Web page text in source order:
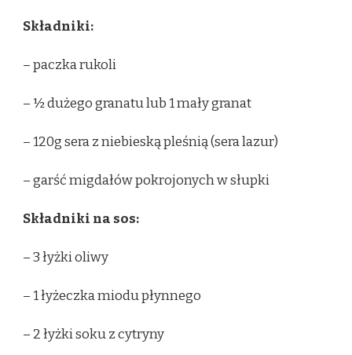
Składniki:
– paczka rukoli
– ½ dużego granatu lub 1 mały granat
– 120g sera z niebieską pleśnią (sera lazur)
– garść migdałów pokrojonych w słupki
Składniki na sos:
– 3 łyżki oliwy
– 1 łyżeczka miodu płynnego
– 2 łyżki soku z cytryny